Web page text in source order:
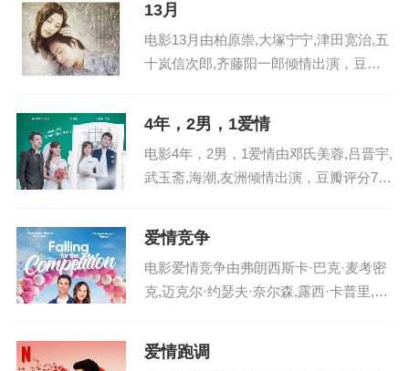
13月
电影13月由柏原崇,大塚宁宁,津田宽治,五
十岚信次郎,齐藤阳一郎倾情出演，豆瓣
佑（柏原崇 饰）爱上了前辈的女友唯子...
4年，2男，1爱情
电影4年，2男，1爱情由邓氏美蓉,吕晋宇,
武玉斋,海潮,友洲倾情出演，豆瓣评分7.0
情讲述了影片《四年、两...
爱情竞争
电影爱情竞争由弗朗西斯卡·巴克·麦考密
克,迈克尔·约瑟夫·奈尔森,露西·卡普里,霍
M·约翰逊,乔·科马拉,维多...
爱情跑调